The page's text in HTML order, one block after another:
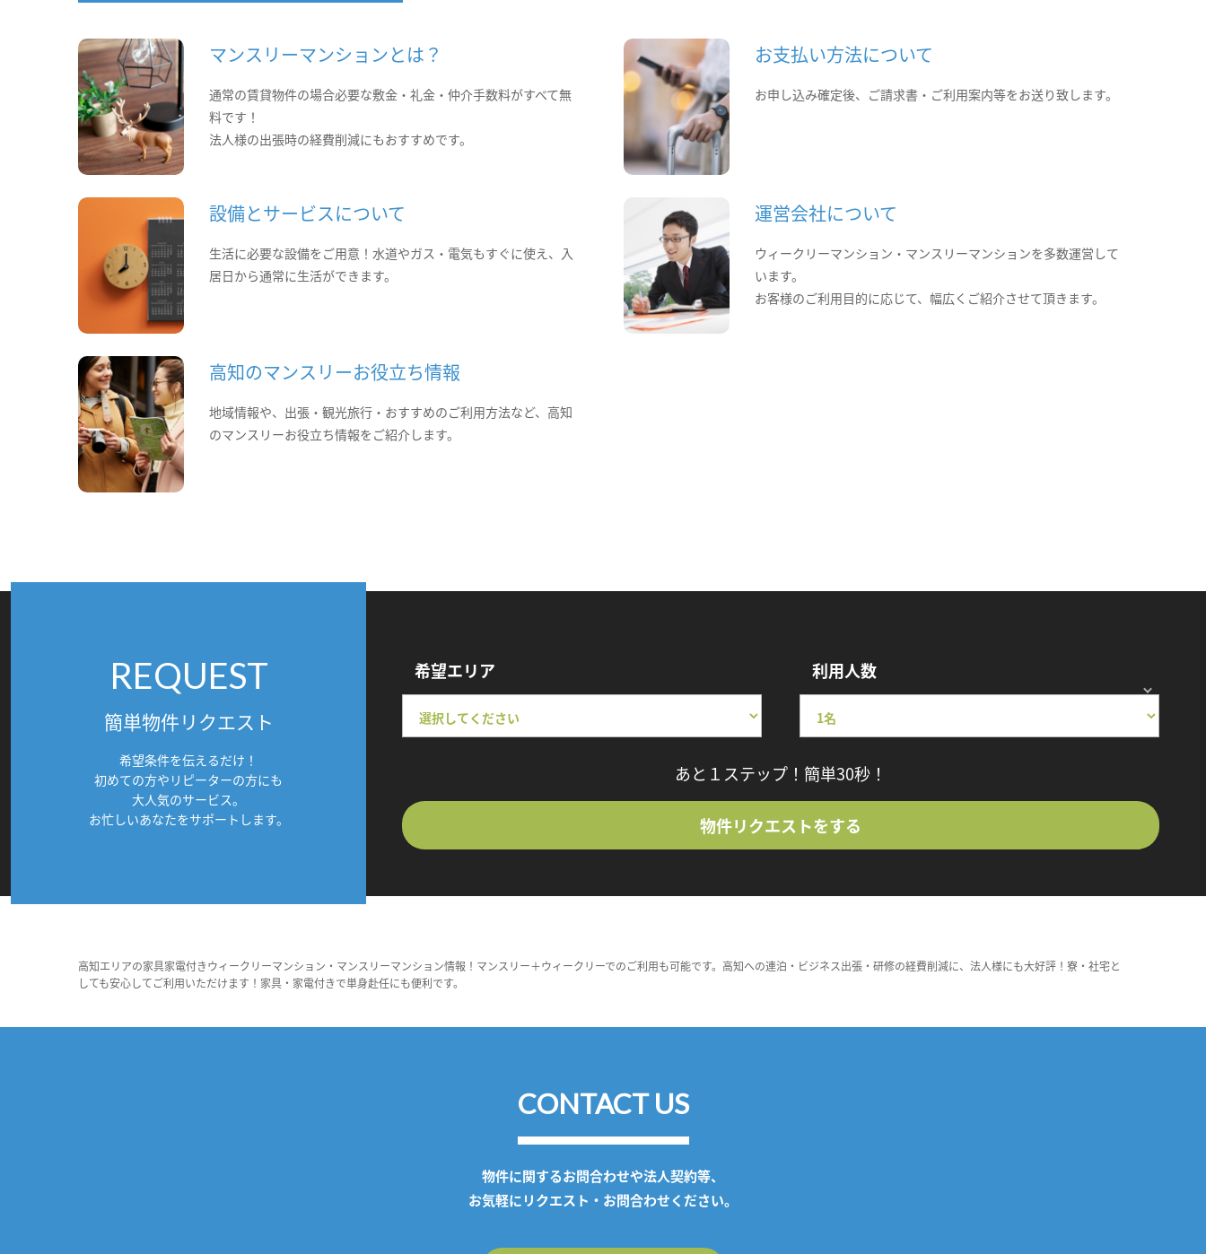
マンスリーマンションとは？
通常の賃貸物件の場合必要な敷金・礼金・仲介手数料がすべて無
料です！
法人様の出張時の経費削減にもおすすめです。
お支払い方法について
お申し込み確定後、ご請求書・ご利用案内等をお送り致します。
設備とサービスについて
生活に必要な設備をご用意！水道やガス・電気もすぐに使え、入
居日から通常に生活ができます。
運営会社について
ウィークリーマンション・マンスリーマンションを多数運営して
います。
お客様のご利用目的に応じて、幅広くご紹介させて頂きます。
高知のマンスリーお役立ち情報
地域情報や、出張・観光旅行・おすすめのご利用方法など、高知
のマンスリーお役立ち情報をご紹介します。
REQUEST
簡単物件リクエスト
希望条件を伝えるだけ！
初めての方やリピーターの方にも
大人気のサービス。
お忙しいあなたをサポートします。
希望エリア 利用人数
あと１ステップ！簡単30秒！
物件リクエストをする
高知エリアの家具家電付きウィークリーマンション・マンスリーマンション情報！マンスリー＋ウィークリーでのご利用も可能です。高知への連泊・ビジネス出張・研修の経費削減に、法人様にも大好評！寮・社宅と
しても安心してご利用いただけます！家具・家電付きで単身赴任にも便利です。
CONTACT US
物件に関するお問合わせや法人契約等、
お気軽にリクエスト・お問合わせください。